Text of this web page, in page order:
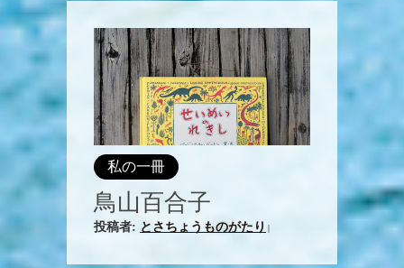
私の一冊
鳥山百合子
投稿者: とさちょうものがたり